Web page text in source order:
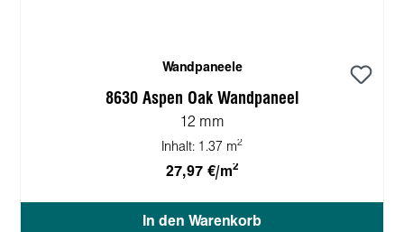
Wandpaneele
8630 Aspen Oak Wandpaneel
12 mm
Inhalt: 1.37 m2
27,97 €/m2
In den Warenkorb